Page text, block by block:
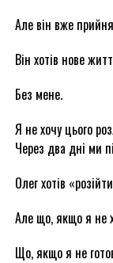
Але він вже
Він хотів нове
Без мене.
Я не хочу цього
Через два дні ми
Олег хотів
Але що, якщо я не
Що, якщо я не